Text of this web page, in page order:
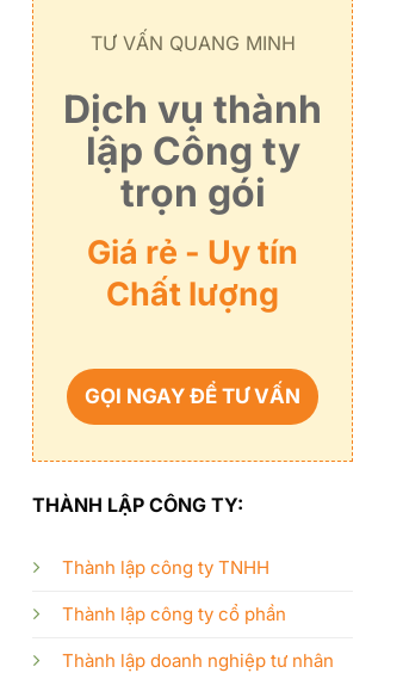
TƯ VẤN QUANG MINH
Dịch vụ thành
lập Công ty
trọn gói
Giá rẻ - Uy tín
Chất lượng
GỌI NGAY ĐỂ TƯ VẤN
THÀNH LẬP CÔNG TY:
Thành lập công ty TNHH
Thành lập công ty cổ phần
Thành lập doanh nghiệp tư nhân